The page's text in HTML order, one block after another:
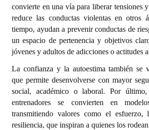
Premio al Mérito - Registro
Audiencias Públicas - Registro
Mujeres que Dejaron Huellas - Registro
Periodistas Decanos - Registro
Ciudadano Ilustre - Registro
convierte en una vía para liberar tensiones
reduce las conductas violentas en otros
tiempo, ayudan a prevenir conductas de
un espacio de pertenencia y objetivos
jóvenes y adultos de adicciones o actitudes
La confianza y la autoestima también se
que permite desenvolverse con mayor
social, académico o laboral. Por
entrenadores se convierten en
transmitiendo valores como el esfuerzo,
resiliencia, que inspiran a quienes los